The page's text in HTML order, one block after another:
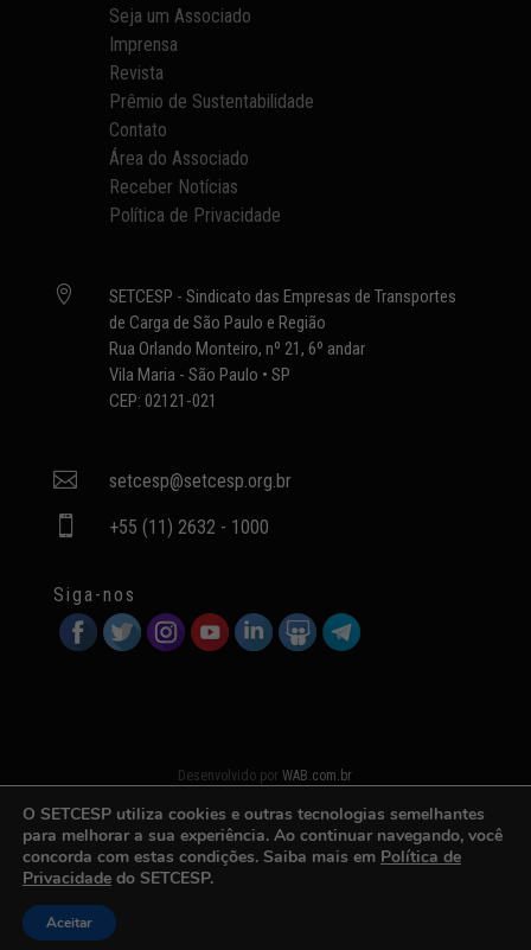
Seja um Associado
Imprensa
Revista
Prêmio de Sustentabilidade
Contato
Área do Associado
Receber Notícias
Política de Privacidade

SETCESP - Sindicato das Empresas de Transportes
de Carga de São Paulo e Região
Rua Orlando Monteiro, nº 21, 6º andar
Vila Maria - São Paulo • SP
CEP: 02121-021
 setcesp@setcesp.org.br
 +55 (11) 2632 - 1000
Siga-nos
Desenvolvido porWAB.com.br
O SETCESP utiliza cookies e outras tecnologias semelhantes
para melhorar a sua experiência. Ao continuar navegando, você
concorda com estas condições. Saiba mais em Política de
Privacidade do SETCESP.
Aceitar